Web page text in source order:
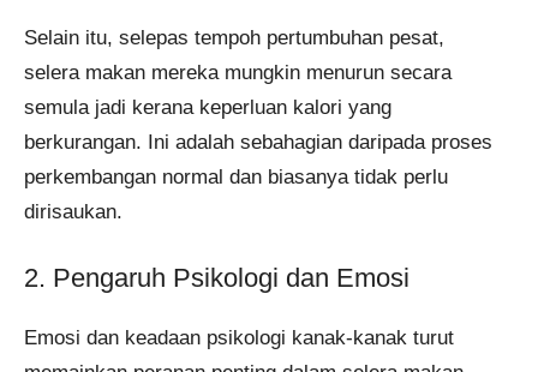
Selain itu, selepas tempoh pertumbuhan pesat,
selera makan mereka mungkin menurun secara
semula jadi kerana keperluan kalori yang
berkurangan. Ini adalah sebahagian daripada proses
perkembangan normal dan biasanya tidak perlu
dirisaukan.
2. Pengaruh Psikologi dan Emosi
Emosi dan keadaan psikologi kanak-kanak turut